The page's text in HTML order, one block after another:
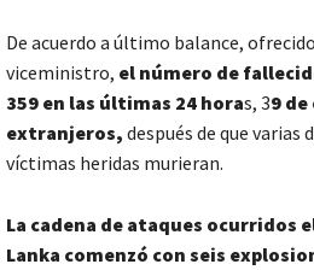
De acuerdo a último balance,
viceministro, el número de
359 en las últimas 24 horas, 39
extranjeros, después de que varias
víctimas heridas murieran.
La cadena de ataques ocurridos
Lanka comenzó con seis